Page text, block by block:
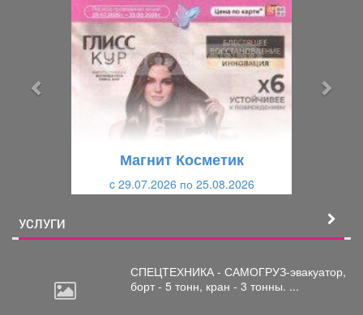
Магнит Косметик
c 29.07.2026 по 25.08.2026
УСЛУГИ
СПЕЦТЕХНИКА - САМОГРУЗ-эвакуатор,
борт - 5 тонн, кран - 3 тонны. ...